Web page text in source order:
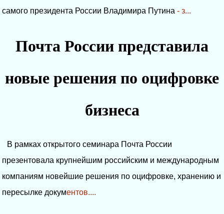
самого президента России Владимира Путина - з...
Почта России представила
новые решения по оцифровке
бизнеса
В рамках открытого семинара Почта России
презентовала крупнейшим российским и международным
компаниям новейшие решения по оцифровке, хранению и
пересылке документов....